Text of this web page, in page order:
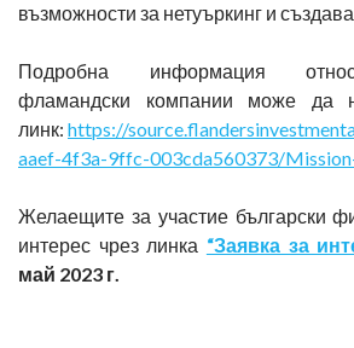
възможности за нетуъркинг и
Подробна информация
фламандски компании може да
линк: https://
aaef-4f3a-9ffc-003cda560373/
Желаещите за участие български
интерес чрез линка “Заявка за
май 2023 г.